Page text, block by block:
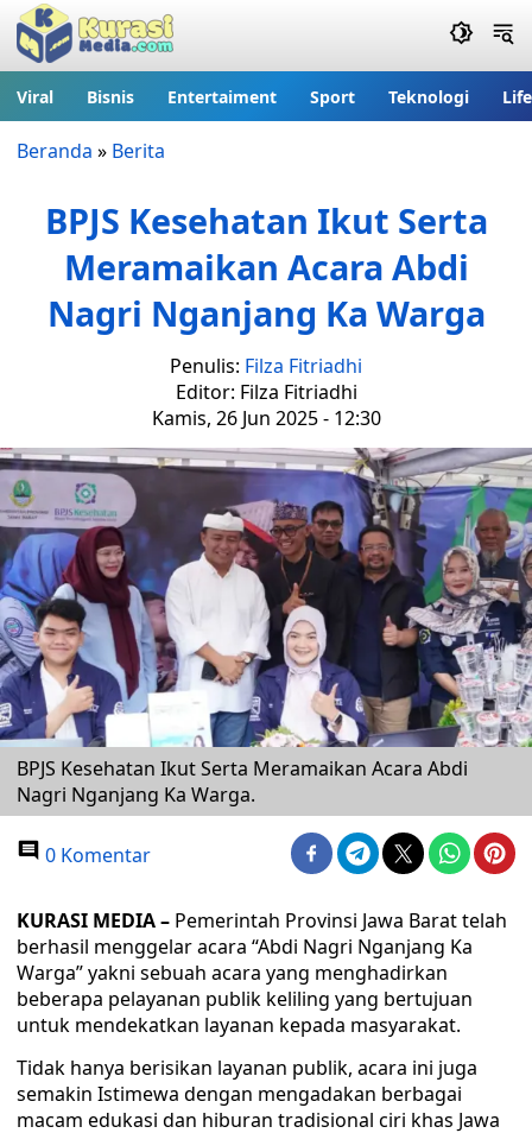
Viral Bisnis Entertaiment Sport Teknologi
Beranda » Berita
BPJS Kesehatan Ikut Serta
Meramaikan Acara Abdi
Nagri Nganjang Ka Warga
Penulis: Filza Fitriadhi
Editor: Filza Fitriadhi
Kamis, 26 Jun 2025 - 12:30
BPJS Kesehatan Ikut Serta Meramaikan Acara Abdi
Nagri Nganjang Ka Warga.
0 Komentar
KURASI MEDIA – Pemerintah Provinsi Jawa Barat telah
berhasil menggelar acara “Abdi Nagri Nganjang Ka
Warga” yakni sebuah acara yang menghadirkan
beberapa pelayanan publik keliling yang bertujuan
untuk mendekatkan layanan kepada masyarakat.
Tidak hanya berisikan layanan publik, acara ini juga
semakin Istimewa dengan mengadakan berbagai
macam edukasi dan hiburan tradisional ciri khas Jawa